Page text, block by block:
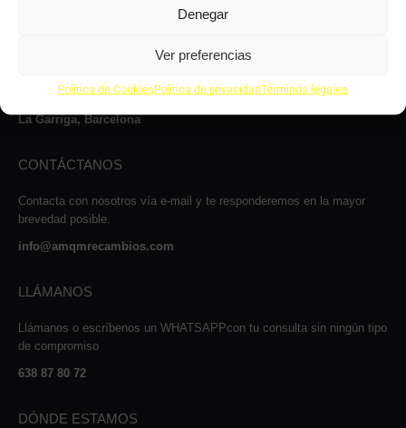
Denegar
Ver preferencias
Política de CookiesPolítica de privacidadTérminos legales
a jueves, de 8 a 14:00h y de 15 a 17:00h, viernes de 8:00 a 14:00 y
La Garriga, Barcelona
CONTÁCTANOS
Contacta con nosotros vía e-mail y te responderemos en la mayor
brevedad posible.
info@amqmrecambios.com
LLÁMANOS
Llámanos o escríbenos un WHATSAPPcon tu consulta sin ningún tipo
de compromiso
638 87 80 72
DÓNDE ESTAMOS